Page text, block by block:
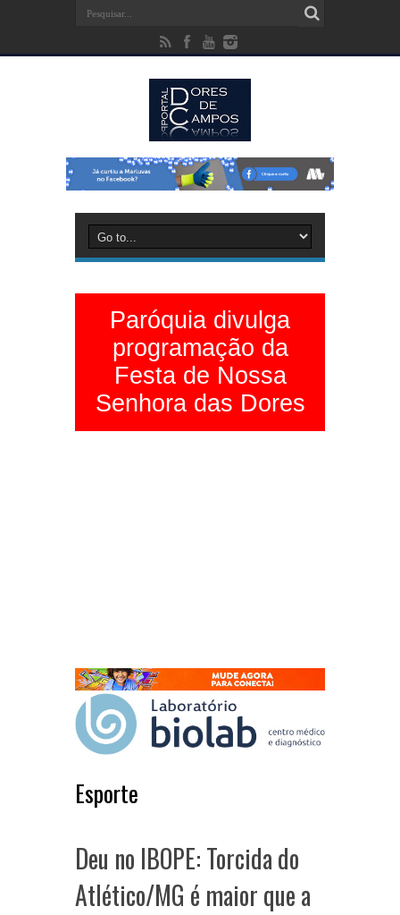
Paróquia divulga
programação da
Festa de Nossa
Senhora das Dores
Esporte
Deu no IBOPE: Torcida do
Atlético/MG é maior que a